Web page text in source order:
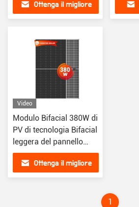
di 8-20mmOttenga il migliore
Video
Modulo Bifacial 380W di
PV di tecnologia Bifacial
leggera del pannello
solare
Ottenga il migliore
1